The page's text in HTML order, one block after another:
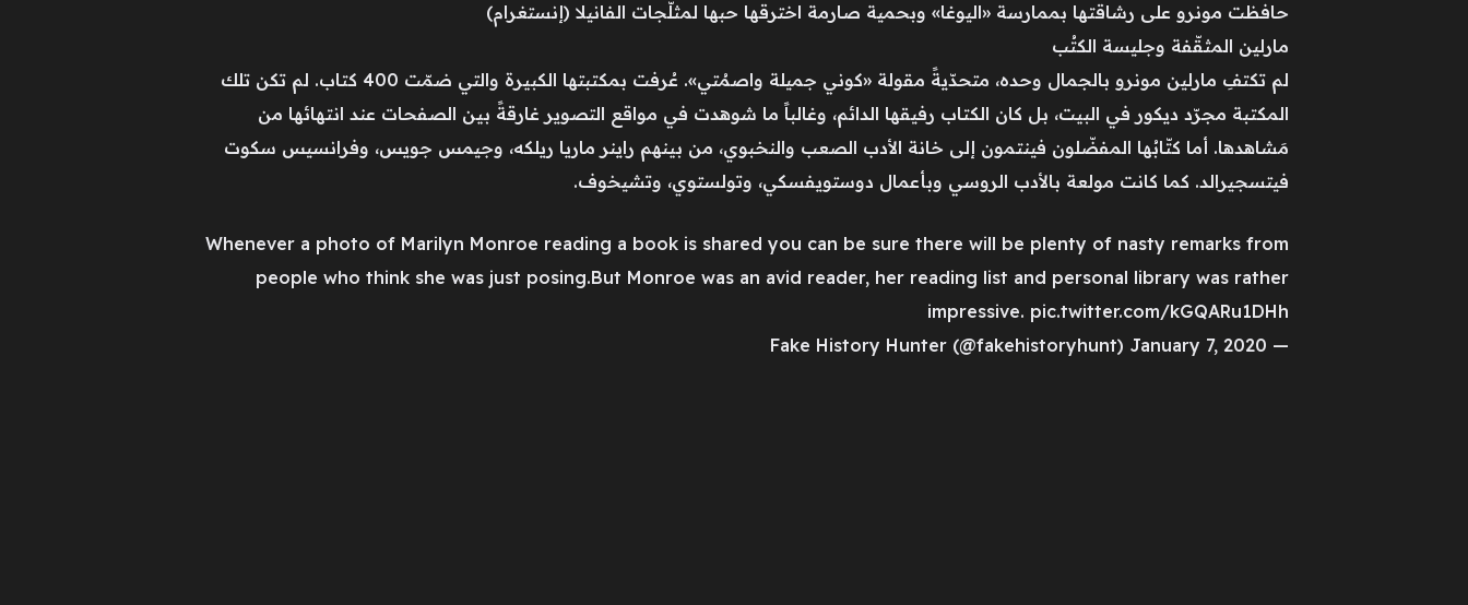
حافظت مونرو على رشاقتها بممارسة «اليوغا» وبحمية صارمة اخترقها حبها لمثلّجات الفانيلا (إنستغرام)
مارلين المثقّفة وجليسة الكتُب
لم تكتفِ مارلين مونرو بالجمال وحده، متحدّيةً مقولة «كوني جميلة واصمُتي». عُرفت بمكتبتها الكبيرة والتي ضمّت 400 كتاب. لم تكن تلك
المكتبة مجرّد ديكور في البيت، بل كان الكتاب رفيقها الدائم، وغالباً ما شوهدت في مواقع التصوير غارقةً بين الصفحات عند انتهائها من
مَشاهدها. أما كتّابُها المفضّلون فينتمون إلى خانة الأدب الصعب والنخبوي، من بينهم راينر ماريا ريلكه، وجيمس جويس، وفرانسيس سكوت
فيتسجيرالد. كما كانت مولعة بالأدب الروسي وبأعمال دوستويفسكي، وتولستوي، وتشيخوف.
Whenever a photo of Marilyn Monroe reading a book is shared you can be sure there will be plenty of nasty remarks from
people who think she was just posing.But Monroe was an avid reader, her reading list and personal library was rather
impressive. pic.twitter.com/kGQARu1DHh
— Fake History Hunter (@fakehistoryhunt) January 7, 2020